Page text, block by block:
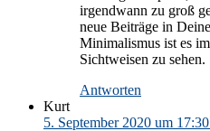
irgendwann zu groß
neue Beiträge in
Minimalismus ist es
Sichtweisen zu sehen.
Antworten
Kurt
5. September 2020 um